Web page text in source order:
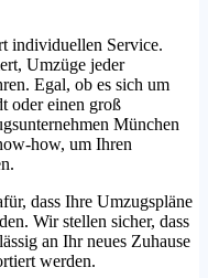
individuellen Service.
Umzüge jeder
Egal, ob es sich um
oder einen groß
München
how, um Ihren
dass Ihre Umzugspläne
Wir stellen sicher, dass
an Ihr neues Zuhause
werden.